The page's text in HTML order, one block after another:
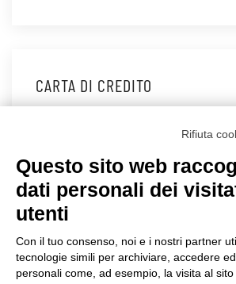
CARTA DI CREDITO
procedi al pagamento tramite
©2020 GFBONLUS.IT - GRUPPO FAMILIARI BETA-
Rifiuta
Questo sito web
dati personali dei
utenti
Con il tuo consenso, noi e i nostri partner
tecnologie simili per archiviare, accedere
personali come, ad esempio, la visita al sito